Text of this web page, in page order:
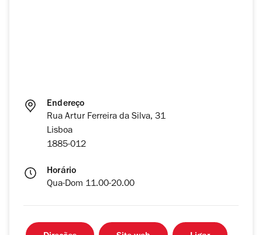
Endereço
Rua Artur Ferreira da Silva, 31
Lisboa
1885-012
Horário
Qua-Dom 11.00-20.00